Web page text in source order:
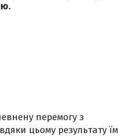
перемогу з
цьому результату їм